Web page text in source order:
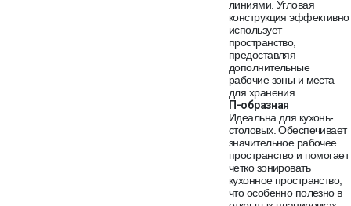
линиями. Угловая
конструкция эффективно
использует
пространство,
предоставляя
дополнительные
рабочие зоны и места
для хранения.
П-образная
Идеальна для кухонь-
столовых. Обеспечивает
значительное рабочее
пространство и помогает
четко зонировать
кухонное пространство,
что особенно полезно в